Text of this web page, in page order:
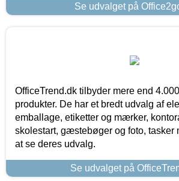
Se udvalget på
OfficeTrend.dk tilbyder mere end
produkter. De har et bredt udvalg af
emballage, etiketter og mærker,
skolestart, gæstebøger og foto, tasker
at se deres udvalg.
Se udvalget på